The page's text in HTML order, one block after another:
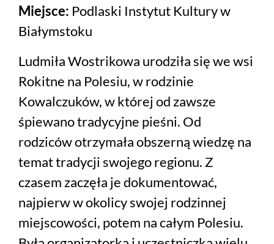
Miejsce: Podlaski Instytut Kultury w
Białymstoku
Ludmiła Wostrikowa urodziła się we wsi
Rokitne na Polesiu, w rodzinie
Kowalczuków, w której od zawsze
śpiewano tradycyjne pieśni. Od
rodziców otrzymała obszerną wiedzę na
temat tradycji swojego regionu. Z
czasem zaczęła je dokumentować,
najpierw w okolicy swojej rodzinnej
miejscowości, potem na całym Polesiu.